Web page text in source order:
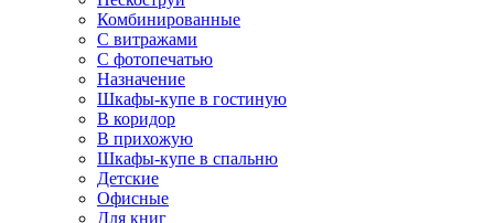
Комбинированные
С витражами
С фотопечатью
Назначение
Шкафы-купе в гостиную
В коридор
В прихожую
Шкафы-купе в спальню
Детские
Офисные
Для книг